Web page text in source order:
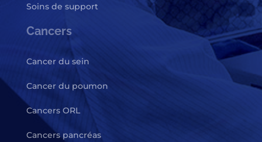
Soins de support
Cancers
Cancer du sein
Cancer du poumon
Cancers ORL
Cancers pancréas